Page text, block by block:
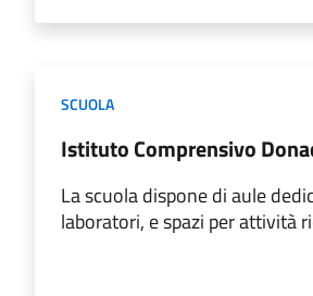
SCUOLA
Istituto Comprensivo
La scuola dispone di aule
laboratori, e spazi per attività